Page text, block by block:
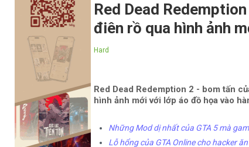
Red Dead
điên rồ qua hình ảnh
Hard
Red Dead Redemption 2 - bom tấn
hình ảnh mới với lớp áo đồ họa vào
Những Mod dị nhất của GTA 5 mà
Lỗ hổng của GTA Online cho hacker